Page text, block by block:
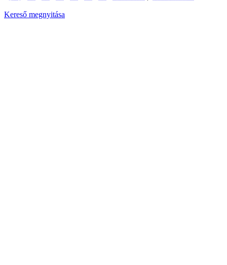
Kereső megnyitása